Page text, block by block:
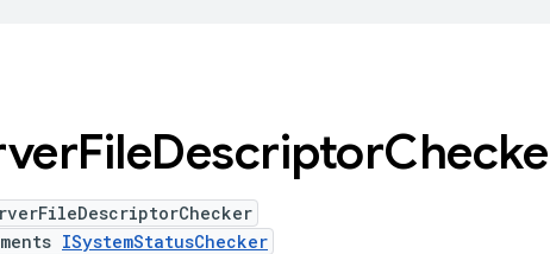
FileDescriptor
ISystemStatusChecker